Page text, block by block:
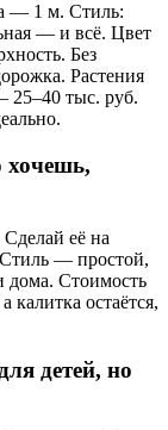
— 1 м. Стиль:
— и всё. Цвет
Без
Растения
25–40 тыс. руб.
её на
— простой,
дома. Стоимость
остаётся,
детей, но